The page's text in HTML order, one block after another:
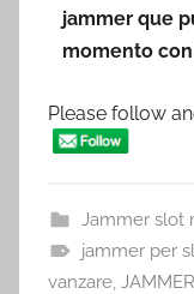
jammer que
momento
Please follow
Jammer slot
jammer per
vanzare,